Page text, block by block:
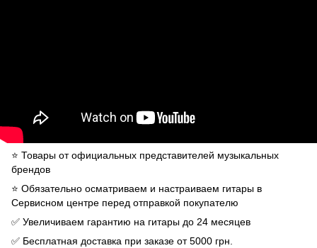
⭐️ Товары от официальных представителей музыкальных
брендов
⭐️ Обязательно осматриваем и настраиваем гитары в
Сервисном центре перед отправкой покупателю
✅ Увеличиваем гарантию на гитары до 24 месяцев
✅ Бесплатная доставка при заказе от 5000 грн.